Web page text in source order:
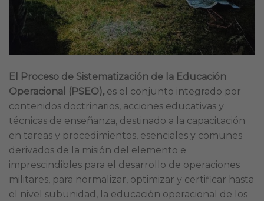
El Proceso de Sistematización de la Educación
Operacional (PSEO), es el conjunto integrado por
contenidos doctrinarios, acciones educativas y
técnicas de enseñanza, destinado a la capacitación
en tareas y procedimientos, esenciales y comunes
derivados de la misión del elemento e
imprescindibles para el desarrollo de operaciones
militares, para normalizar, optimizar y certificar hasta
el nivel subunidad, la educación operacional de los